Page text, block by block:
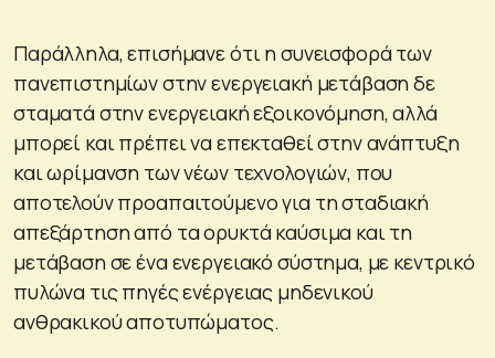
Παράλληλα, επισήμανε ότι η συνεισφορά των
πανεπιστημίων στην ενεργειακή μετάβαση δε
σταματά στην ενεργειακή εξοικονόμηση, αλλά
μπορεί και πρέπει να επεκταθεί στην ανάπτυξη
και ωρίμανση των νέων τεχνολογιών, που
αποτελούν προαπαιτούμενο για τη σταδιακή
απεξάρτηση από τα ορυκτά καύσιμα και τη
μετάβαση σε ένα ενεργειακό σύστημα, με κεντρικό
πυλώνα τις πηγές ενέργειας μηδενικού
ανθρακικού αποτυπώματος.